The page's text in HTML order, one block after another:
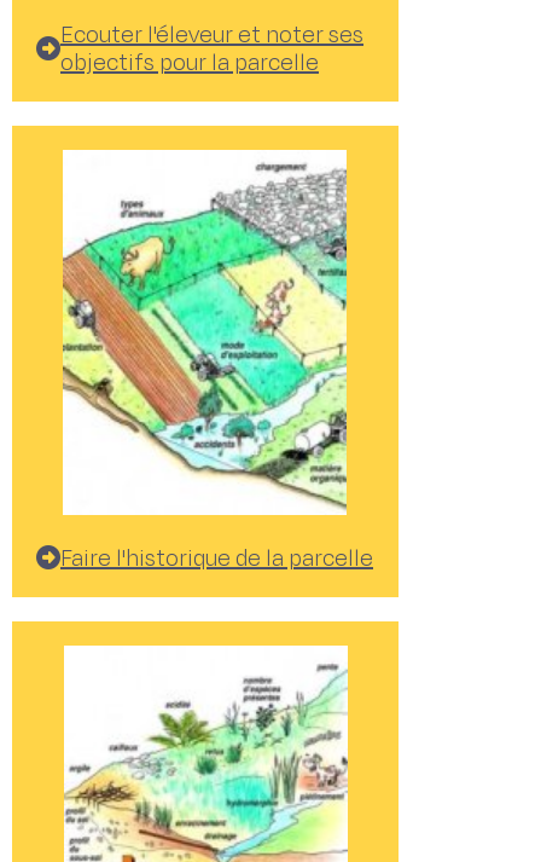
Ecouter l'éleveur et noter ses
objectifs pour la parcelle
Faire l'historique de la parcelle